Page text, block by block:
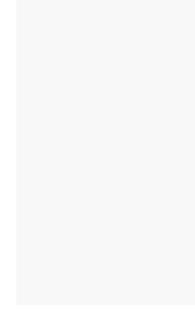
Kalousek by byl
rukojmí svého